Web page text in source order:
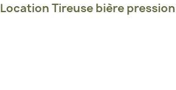
Location Tireuse bière pression